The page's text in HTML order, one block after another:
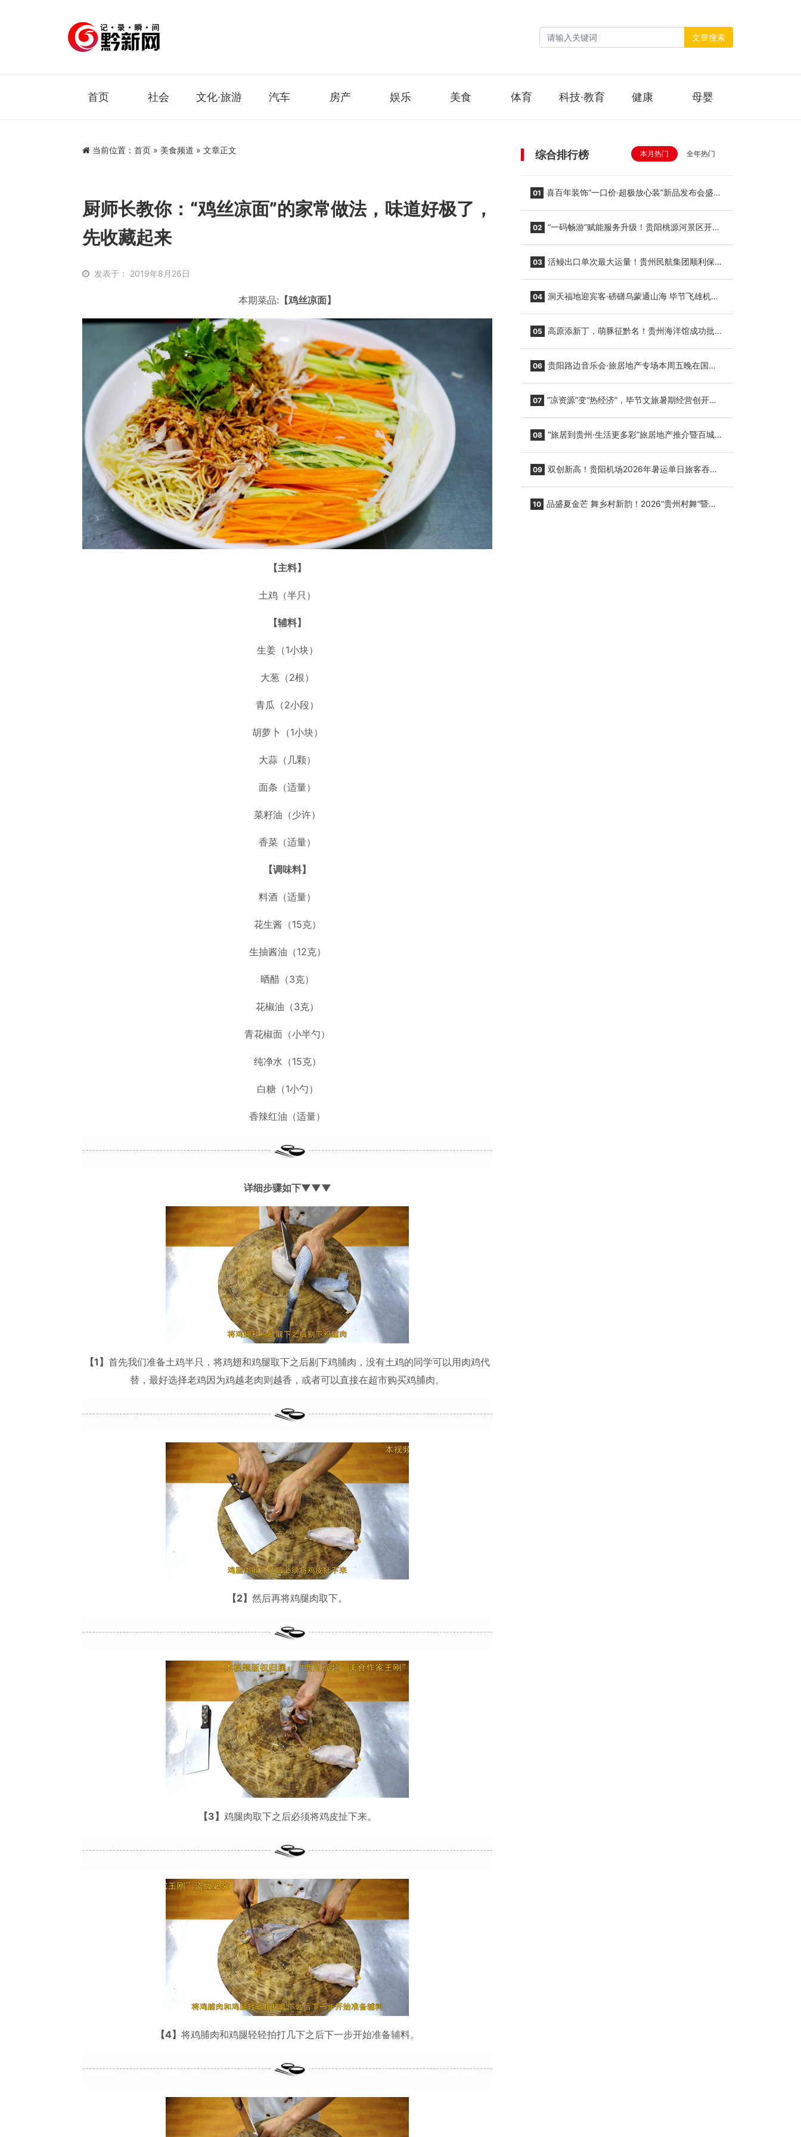
文章搜索
首页 社会 文化·旅游 汽车 房产 娱乐 美食 体育 科技·教育 健康 母婴
当前位置： 首页 » 美食频道 » 文章正文
厨师长教你：“鸡丝凉面”的家常做法，味道好极了，
先收藏起来
发表于： 2019年8月26日
本期菜品: 【鸡丝凉面】
【主料】
土鸡（半只）
【辅料】
生姜（1小块）
大葱（2根）
青瓜（2小段）
胡萝卜（1小块）
大蒜（几颗）
面条（适量）
菜籽油（少许）
香菜（适量）
【调味料】
料酒（适量）
花生酱（15克）
生抽酱油（12克）
晒醋（3克）
花椒油（3克）
青花椒面（小半勺）
纯净水（15克）
白糖（1小勺）
香辣红油（适量）
详细步骤如下▼▼▼
【1】 首先我们准备土鸡半只，将鸡翅和鸡腿取下之后剔下鸡脯肉，没有土鸡的同学可以用肉鸡代
替，最好选择老鸡因为鸡越老肉则越香，或者可以直接在超市购买鸡脯肉。
【2】 然后再将鸡腿肉取下。
【3】 鸡腿肉取下之后必须将鸡皮扯下来。
【4】 将鸡脯肉和鸡腿轻轻拍打几下之后下一步开始准备辅料。
综合排行榜 本月热门 全年热门
01 喜百年装饰“一口价·超极放心装”新品发布会盛大
02 “一码畅游”赋能服务升级！贵阳桃源河景区开
03 活鳗出口单次最大运量！贵州民航集团顺利保障
04 洞天福地迎宾客·磅礴乌蒙通山海 毕节飞雄机场
05 高原添新丁，萌豚征黔名！贵州海洋馆成功批量
06 贵阳路边音乐会·旅居地产专场本周五晚在国际
07 “凉资源”变“热经济”，毕节文旅暑期经营创开门
08 “旅居到贵州·生活更多彩”旅居地产推介暨百城千
09 双创新高！贵阳机场2026年暑运单日旅客吞吐
10 品盛夏金芒 舞乡村新韵！2026“贵州村舞”暨望